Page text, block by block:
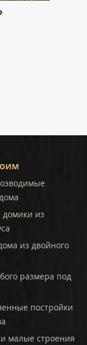
из
из двойного
размера под
постройки
малые строения